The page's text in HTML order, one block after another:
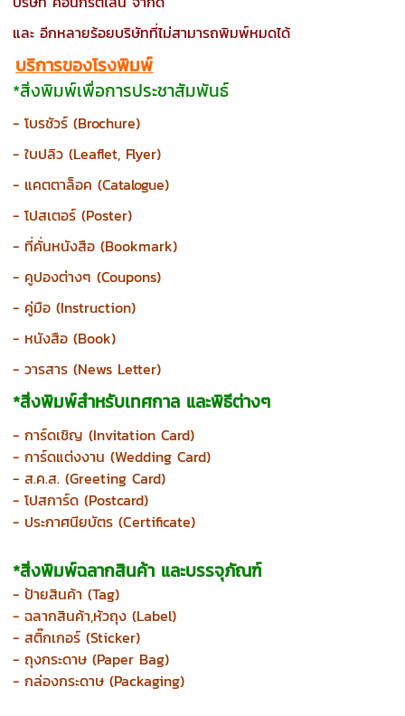
และ อีกหลายร้อยบริษัทที่ไม่สามารถพิมพ์หมดได้
บริการของโรงพิมพ์
*สิ่งพิมพ์เพื่อการประชาสัมพันธ์
- โบรชัวร์ (Brochure)
- ใบปลิว (Leaflet, Flyer)
- แคตตาล็อค (Catalogue)
- โปสเตอร์ (Poster)
- ที่คั่นหนังสือ (Bookmark)
- คูปองต่างๆ (Coupons)
- คู่มือ (Instruction)
- หนังสือ (Book)
- วารสาร (News Letter)
*สิ่งพิมพ์สำหรับเทศกาล และพิธีต่างๆ
- การ์ดเชิญ (Invitation Card)
- การ์ดแต่งงาน (Wedding Card)
- ส.ค.ส. (Greeting Card)
- โปสการ์ด (Postcard)
- ประกาศนียบัตร (Certificate)
*สิ่งพิมพ์ฉลากสินค้า และบรรจุภัณฑ์
- ป้ายสินค้า (Tag)
- ฉลากสินค้า,หัวถุง (Label)
- สติ๊กเกอร์ (Sticker)
- ถุงกระดาษ (Paper Bag)
- กล่องกระดาษ (Packaging)